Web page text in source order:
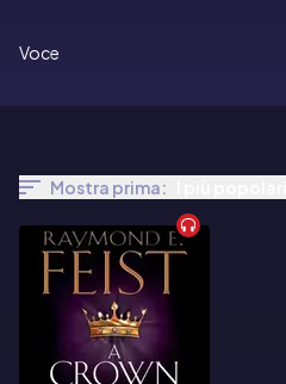
Voce
Mostra prima: